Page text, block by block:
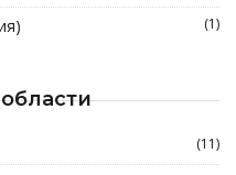
(1)
(11)